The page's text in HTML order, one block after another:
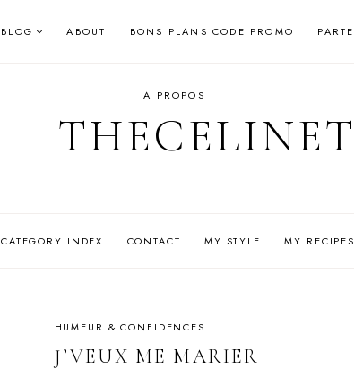
BLOG ABOUT BONS PLANS CODE PROMO
A PROPOS
CATEGORY INDEX CONTACT MY STYLE MY RECIPES
HUMEUR & CONFIDENCES
J’VEUX ME MARIER